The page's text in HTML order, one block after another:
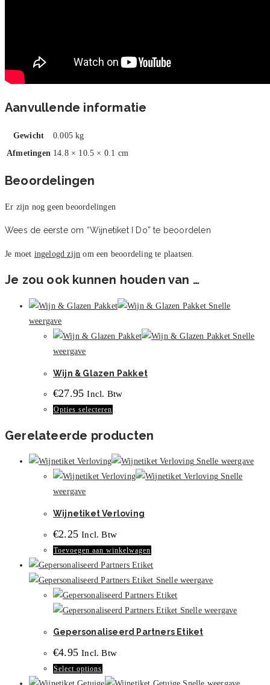
Aanvullende informatie
Gewicht
0.005 kg
Afmetingen 14.8 × 10.5 × 0.1 cm
Beoordelingen
Er zijn nog geen beoordelingen
Wees de eerste om “Wijnetiket I Do” te beoordelen
Je moet ingelogd zijn om een beoordeling te plaatsen.
Je zou ook kunnen houden van …
Snelle
weergave
Snelle
weergave
Wijn & Glazen Pakket
€27.95 Incl. Btw
Opties selecteren
heeft
meerdere
variaties.
kan
worden
productpagina
Gerelateerde producten
Snelle weergave
Snelle
weergave
Wijnetiket Verloving
€2.25 Incl. Btw
Toevoegen aan winkelwagen
Snelle weergave
Snelle weergave
Gepersonaliseerd Partners Etiket
€4.95 Incl. Btw
Select options